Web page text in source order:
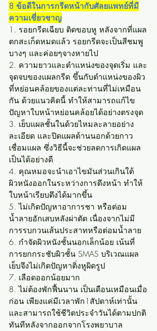
8 ข้อดีในการกรีดหน้ากับศัลยแพทย์ที่มี
ความเชี่ยวชาญ
1. รอยกรีดเฉียบ ติดขอบหู หลังจากที่แผล
ตกสะเก็ดหมดแล้ว รอยกรีดจะเป็นสีชมพู
บางๆ และค่อยๆจางหายไป
2. ความยาวและตำแหน่งของจุดเริ่ม และ
จุดจบของแผลกรีด ขึ้นกับตำแหน่งของผิว
ที่หย่อนคล้อยของแต่ละท่านที่ไม่เหมือน
กัน ด้วยแนวคิดนี้ ทำให้สามารถแก้ไข
ปัญหาใบหน้าหย่อนคล้อยได้อย่างตรงจุด
3. เย็บแผลชั้นในด้วยไหมละลายอย่าง
ละเอียด และปิดแผลด้านนอกด้วยกาว
เชื่อมแผล ซึ่งวิธีนี้จะช่วยลดการเกิดแผล
เป็นได้อย่างดี
4. คุณหมอจะนำเอาไขมันส่วนเกินใต้
ผิวหนังออกในระหว่างการดึงหน้า ทำให้
ใบหน้าเรียบตึงได้มากขึ้น
5. ไม่เกิดปัญหาอาการชา หรือต่อม
น้ำลายอักเสบหลังผ่าตัด เนื่องจากไม่มี
การรบกวนเส้นประสาทหรือต่อมน้ำลาย
6. กำจัดผิวหนังชั้นนอกเล็กน้อย เน้นที่
การยกกระชับผิวชั้น SMAS บริเวณแผล
เย็บจึงไม่เกิดปัญหาติ่งหูผิดรูป
7. เลือดออกน้อยมาก
8. ไม่ต้องพักฟื้นนาน เป็นเดือนเหมือนเมื่อ
ก่อน เพียงแค่มีเวลาพัก1สัปดาห์เท่านั้น
และสามารถใช้ชีวิตประจำวันได้ตามปกติ
ทันทีหลังจากออกจากโรงพยาบาล